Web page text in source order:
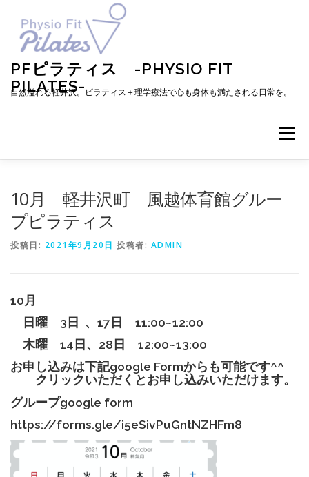
PFピラティス -PHYSIO FIT
PILATES-
自然溢れる軽井沢。ピラティス＋理学療法で心も身体も満たされる日常を。
メニュー
10月 軽井沢町 風越体育館グルー
プピラティス
投稿日: 2021年9月20日 投稿者: ADMIN
10月
日曜 3日 、17日 11:00~12:00
木曜 14 日、 28 日 12:00~13:00
お申し込みは下記google Formからも可能です^^
クリックいただくとお申し込みいただけます。
グループgoogle form
https://forms.gle/i5eSivPuGntNZHFm8